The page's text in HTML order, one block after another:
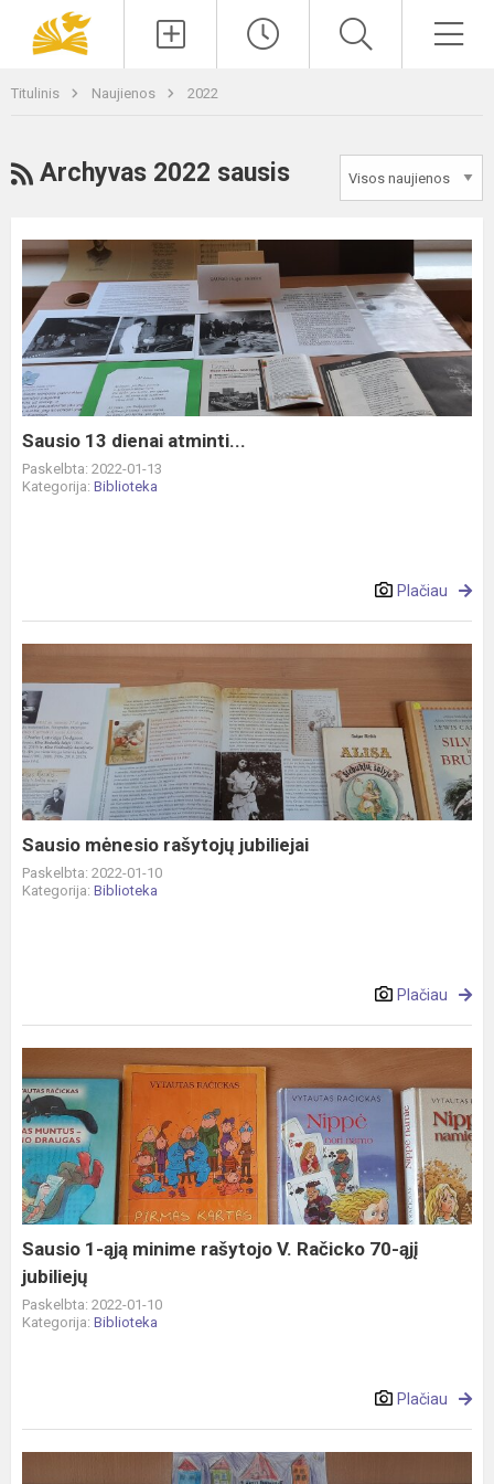
Titulinis Naujienos 2022
RSS
Archyvas 2022 sausis
Sausio
13
dienai
atminti...
Sausio 13 dienai atminti...
Paskelbta: 2022-01-13
Kategorija: Biblioteka
Plačiau
mėnesio
rašytojų
jubiliejai
Sausio mėnesio rašytojų jubiliejai
Paskelbta: 2022-01-10
Kategorija: Biblioteka
Plačiau
1-
ąją
minime
rašytojo
V.
Račicko
70-
ąjį
jubiliejų
Sausio 1-ąją minime rašytojo V. Račicko 70-ąjį
jubiliejų
Paskelbta: 2022-01-10
Kategorija: Biblioteka
Plačiau